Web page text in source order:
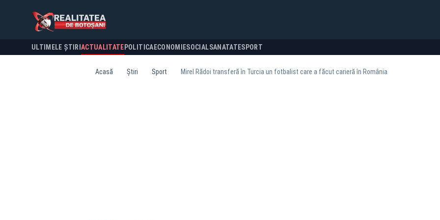
ULTIMELE ȘTIRI ACTUALITATE POLITICA ECONOMIESOCIALSANATATESPORT
Acasă Știri Sport Mirel Rădoi transferă în Turcia un fotbalist care a făcut carieră în România